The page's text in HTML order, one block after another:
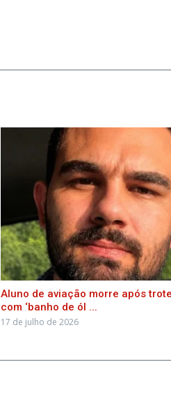
Aluno de aviação morre após
com ‘banho de ól ...
17 de julho de 2026